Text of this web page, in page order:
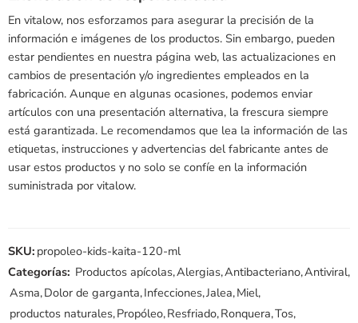
En vitalow, nos esforzamos para asegurar la precisión de la
información e imágenes de los productos. Sin embargo, pueden
estar pendientes en nuestra página web, las actualizaciones en
cambios de presentación y/o ingredientes empleados en la
fabricación. Aunque en algunas ocasiones, podemos enviar
artículos con una presentación alternativa, la frescura siempre
está garantizada. Le recomendamos que lea la información de las
etiquetas, instrucciones y advertencias del fabricante antes de
usar estos productos y no solo se confíe en la información
suministrada por vitalow.
SKU: propoleo-kids-kaita-120-ml
Categorías: Productos apícolas,Alergias,Antibacteriano,Antiviral,
Asma,Dolor de garganta,Infecciones,Jalea,Miel,
productos naturales,Propóleo,Resfriado,Ronquera,Tos,